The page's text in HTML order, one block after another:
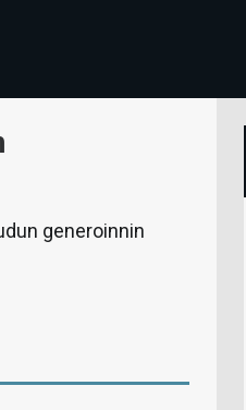
generoinnin